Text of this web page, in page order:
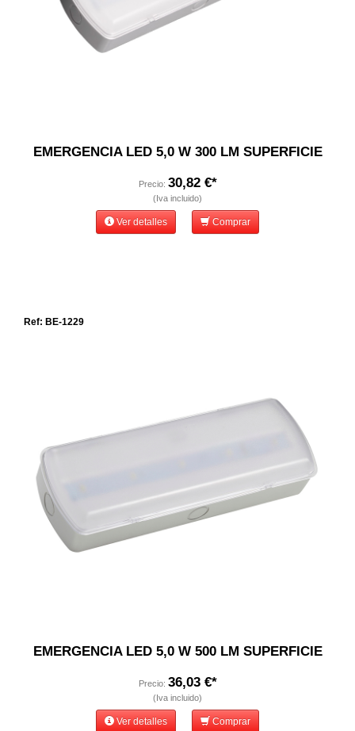
EMERGENCIA LED 5,0 W 300 LM SUPERFICIE
Precio: 30,82 €*
(Iva incluido)
Ver detalles Comprar
Ref: BE-1229
EMERGENCIA LED 5,0 W 500 LM SUPERFICIE
Precio: 36,03 €*
(Iva incluido)
Ver detalles Comprar